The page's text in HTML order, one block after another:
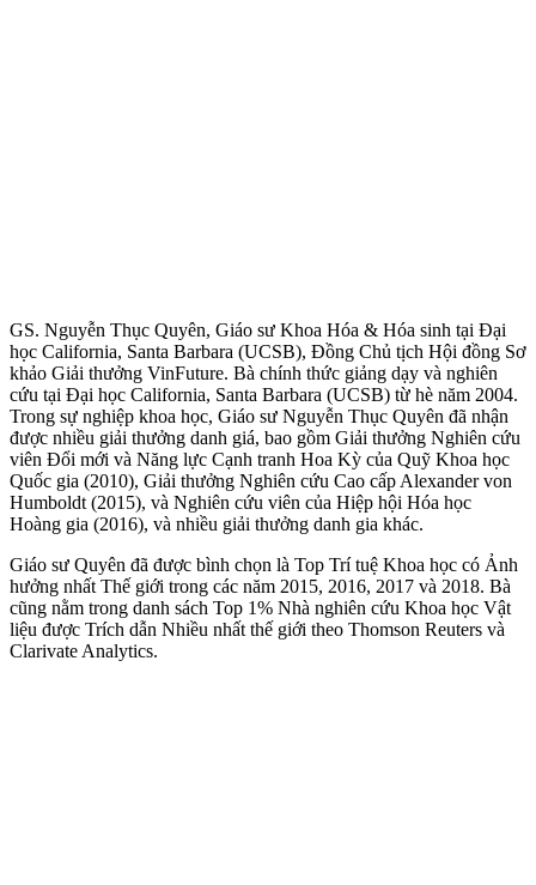
GS. Nguyễn Thục Quyên, Giáo sư Khoa Hóa & Hóa sinh tại Đại
học California, Santa Barbara (UCSB), Đồng Chủ tịch Hội đồng Sơ
khảo Giải thưởng VinFuture. Bà chính thức giảng dạy và nghiên
cứu tại Đại học California, Santa Barbara (UCSB) từ hè năm 2004.
Trong sự nghiệp khoa học, Giáo sư Nguyễn Thục Quyên đã nhận
được nhiều giải thưởng danh giá, bao gồm Giải thưởng Nghiên cứu
viên Đổi mới và Năng lực Cạnh tranh Hoa Kỳ của Quỹ Khoa học
Quốc gia (2010), Giải thưởng Nghiên cứu Cao cấp Alexander von
Humboldt (2015), và Nghiên cứu viên của Hiệp hội Hóa học
Hoàng gia (2016), và nhiều giải thưởng danh gia khác.
Giáo sư Quyên đã được bình chọn là Top Trí tuệ Khoa học có Ảnh
hưởng nhất Thế giới trong các năm 2015, 2016, 2017 và 2018. Bà
cũng nằm trong danh sách Top 1% Nhà nghiên cứu Khoa học Vật
liệu được Trích dẫn Nhiều nhất thế giới theo Thomson Reuters và
Clarivate Analytics.